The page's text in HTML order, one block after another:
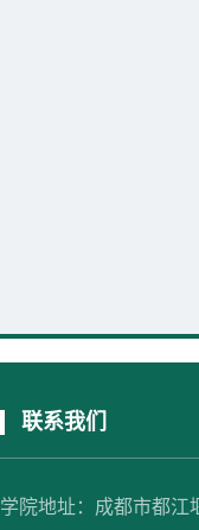
联系我们
学院地址：成都市都